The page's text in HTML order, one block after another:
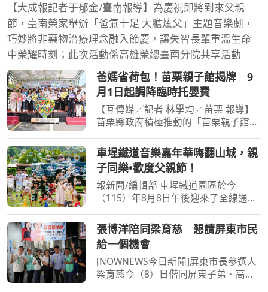
【大成報記者于郁金/臺南報導】為慶祝即將到來父親
節，臺南榮家舉辦「爸氣十足 大膽炫父」主題音樂劇，
巧妙將非藥物治療理念融入節慶，讓失智長輩重溫生命
中榮耀時刻；此次活動係高雄榮總臺南分院共享活動
爸媽省荷包！苗栗親子館揭牌 9
月1日起調降臨時托嬰費
【互傳媒／記者 林學均／苗栗 報導】
苗栗縣政府積極推動的「苗栗親子館暨
啟用，寬敞明亮的遊戲、閱讀空間及多
元的親子活動，讓一早搶先入場體驗的
爸媽跟小孩們玩的不亦
車埕鐵道音樂嘉年華嗨翻山城，親
子同樂•歡度父親節！
報新聞/編輯部 車埕鐵道園區於今
（115）年8月8日午後迎來了全線通車
日月潭國家風景區管理處（以下簡稱日
管處）精心籌劃的「2026車埕鐵道音
樂嘉年華—讓鐵道唱歌，讓山
張博洋陪同梁育慈 懇請屏東市民
給一個機會
[NOWNEWS今日新聞]屏東市長參選人
梁育慈今（8）日偕同屏東子弟、高雄